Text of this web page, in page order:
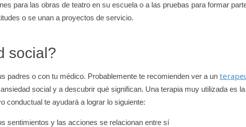
para las obras de teatro en su escuela o a las pruebas para formar
o se unan a proyectos de servicio.
social?
padres o con tu médico. Probablemente te recomienden ver a un
social y a descubrir qué significan. Una terapia muy utilizada es la
conductual te ayudará a lograr lo siguiente:
sentimientos y las acciones se relacionan entre sí